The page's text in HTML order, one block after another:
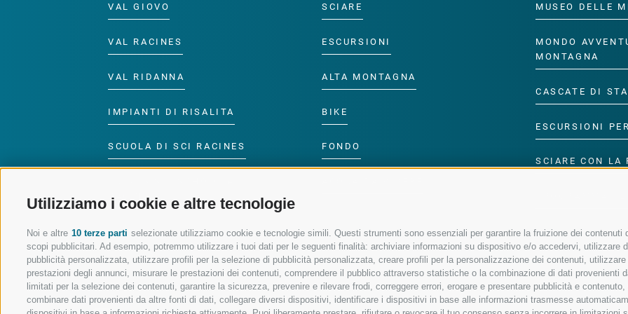
Utilizziamo i cookie e altre tecnologie
Noi e altre 10 terze parti selezionate utilizziamo cookie e tecnologie simili. Questi strumenti sono essenziali per garantire la fruizione dei
scopi pubblicitari. Ad esempio, potremmo utilizzare i tuoi dati per le seguenti finalità: archiviare informazioni su dispositivo e/o accedervi, utilizzare
pubblicità personalizzata, utilizzare profili per la selezione di pubblicità personalizzata, creare profili per la personalizzazione dei contenuti,
prestazioni degli annunci, misurare le prestazioni dei contenuti, comprendere il pubblico attraverso statistiche o la combinazione di dati
limitati per la selezione dei contenuti, garantire la sicurezza, prevenire e rilevare frodi, correggere errori, erogare e presentare pubblicità e
combinare dati provenienti da altre fonti di dati, collegare diversi dispositivi, identificare i dispositivi in base alle informazioni trasmesse
VAL GIOVO
VAL RACINES
VAL RIDANNA
IMPIANTI DI RISALITA
SCUOLA DI SCI RACINES
RACINES
SCIARE
ESCURSIONI
ALTA MONTAGNA
BIKE
FONDO
MUSEO DELLE
MONDO
MONTAGNA
CASCATE DI
ESCURSIONI
SCIARE CON LA
SEGUICI SUI SOCIAL